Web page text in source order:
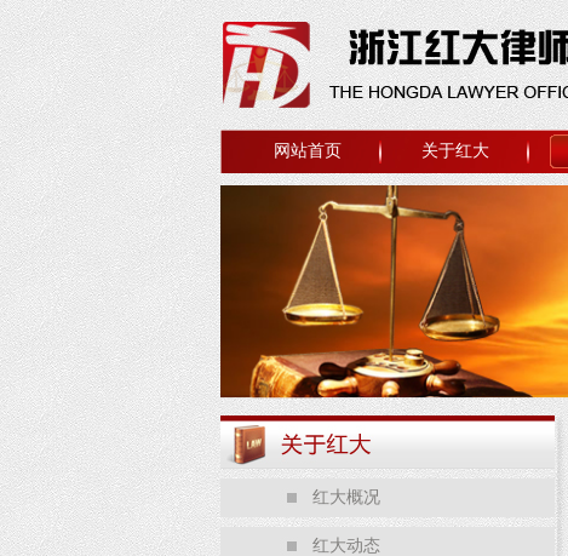
网站首页 关于红大
红大概况
红大动态